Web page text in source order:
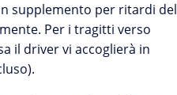
supplemento per ritardi del
Per i tragitti verso
il driver vi accoglierà in